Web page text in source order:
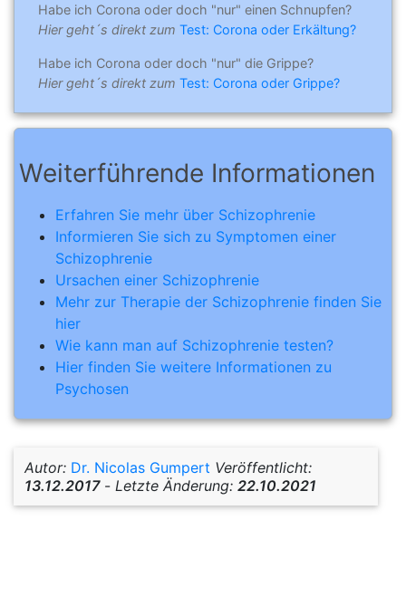
Habe ich Corona oder doch "nur" einen Schnupfen?
Hier geht´s direkt zum Test: Corona oder Erkältung?
Habe ich Corona oder doch "nur" die Grippe?
Hier geht´s direkt zum Test: Corona oder Grippe?
Weiterführende Informationen
Erfahren Sie mehr über Schizophrenie
Informieren Sie sich zu Symptomen einer
Schizophrenie
Ursachen einer Schizophrenie
Mehr zur Therapie der Schizophrenie finden Sie
hier
Wie kann man auf Schizophrenie testen?
Hier finden Sie weitere Informationen zu
Psychosen
Autor: Dr. Nicolas Gumpert Veröffentlicht:
13.12.2017- Letzte Änderung: 22.10.2021